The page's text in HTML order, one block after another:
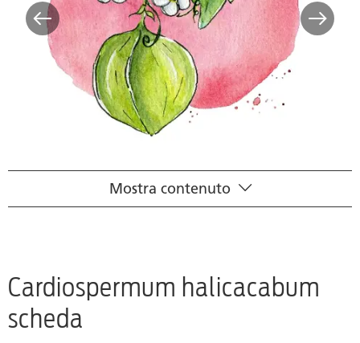
Scheda scientifica
Quadro farmacologico
Prodotti
Mostra contenuto
Cardiospermum halicacabum
scheda